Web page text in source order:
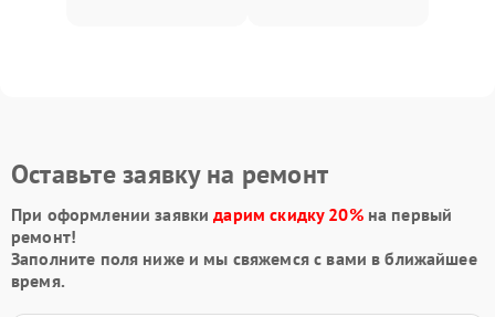
Оставьте заявку на ремонт
При оформлении заявкидарим скидку 20%на первый
ремонт!
Заполните поля ниже и мы свяжемся с вами в ближайшее
время.